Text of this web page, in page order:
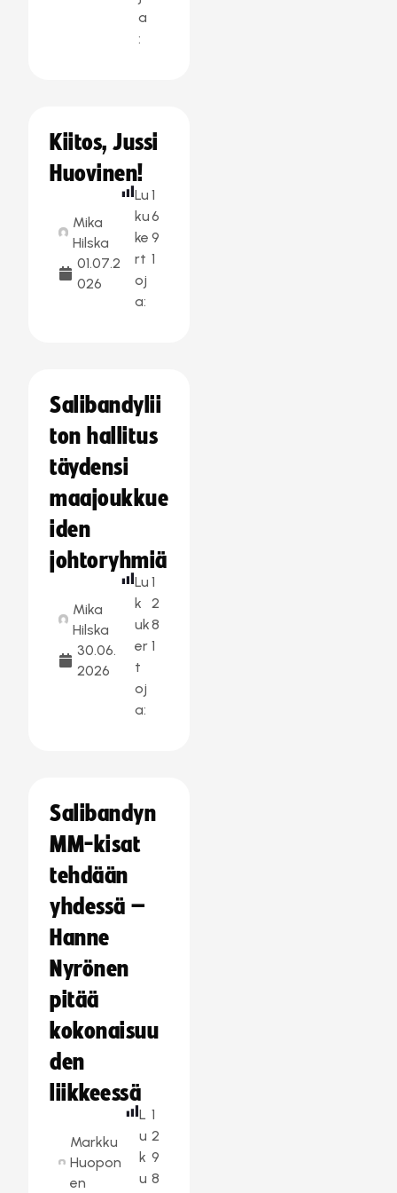
a
:
Kiitos, Jussi
Huovinen!
Mika
Hilska
01.07.2
026
Lu
ku
ke
rt
oj
a:
1
6
9
1
Salibandylii
ton hallitus
täydensi
maajoukkue
iden
johtoryhmiä
Mika
Hilska
30.06.
2026
Lu
k
uk
er
t
oj
a:
1
2
8
1
Salibandyn
MM-kisat
tehdään
yhdessä –
Hanne
Nyrönen
pitää
kokonaisuu
den
liikkeessä
Markku
Huopon
en
L
u
k
u
1
2
9
8